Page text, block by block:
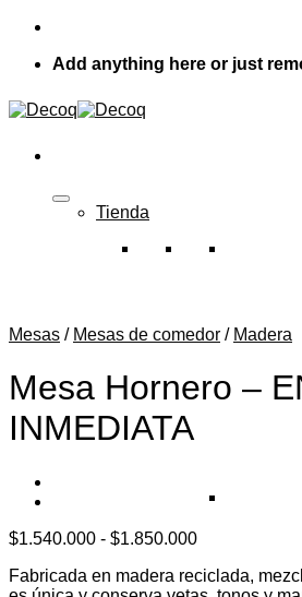
Skip
contentAdd anything here or just
Tienda
Mesas / Mesas de comedor / Madera
Mesa Hornero –
INMEDIATA
$1.540.000 - $1.850.000Rango
precios:
Fabricada en madera reciclada,